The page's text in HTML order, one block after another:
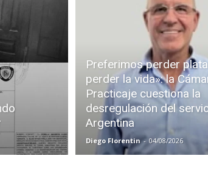
Preferimos perder
perder la vida»: la
Practicaje cuestiona la
desregulación del
Argentina
Diego Florentin - 04/08/2026